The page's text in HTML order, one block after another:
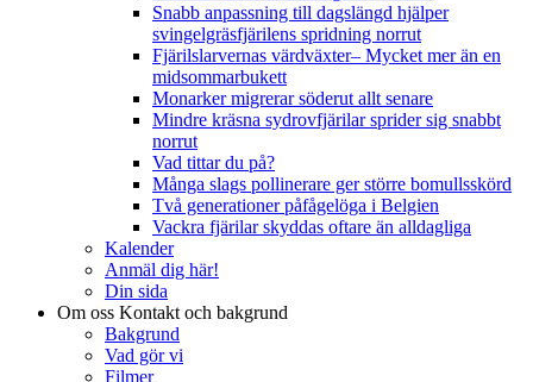
Snabb anpassning till dagslängd hjälper
svingelgräsfjärilens spridning norrut
Fjärilslarvernas värdväxter– Mycket mer än en
midsommarbukett
Monarker migrerar söderut allt senare
Mindre kräsna sydrovfjärilar sprider sig snabbt
norrut
Vad tittar du på?
Många slags pollinerare ger större bomullsskörd
Två generationer påfågelöga i Belgien
Vackra fjärilar skyddas oftare än alldagliga
Kalender
Anmäl dig här!
Din sida
Om oss Kontakt och bakgrund
Bakgrund
Vad gör vi
Filmer